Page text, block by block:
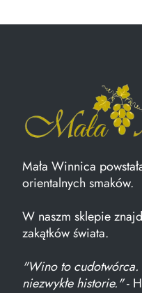
Mała Winnica
orientalnych smaków.
W naszm sklepie
zakątków świata.
"Wino to
niezwykłe historie."-